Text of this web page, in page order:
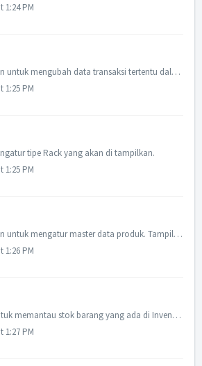
1:24 PM
Fitur ini digunakan untuk mengubah data transaksi tertentu dalam Inventory. Dapat juga menambahkan Inventory baru pada rak tertentu sesuai kebutuhan.
1:25 PM
tipe Rack yang akan di tampilkan.
1:25 PM
Fitur ini digunakan untuk mengatur master data produk. Tampilan daftar produk seperti gambar di bawah ini:
1:26 PM
Fitur ini dibuat untuk memantau stok barang yang ada di Inventory per lokasi.
1:27 PM